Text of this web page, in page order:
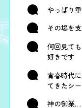
やっぱり
その場を
何回見て
好きです
青春時代
てきたシー
神の御業…